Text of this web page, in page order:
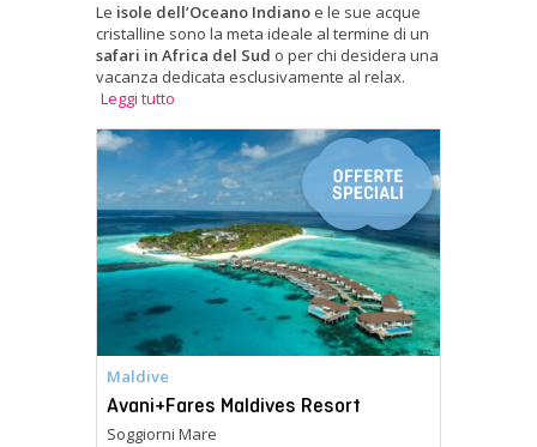
Le isole dell’Oceano Indiano e le sue acque
cristalline sono la meta ideale al termine di un
safari in Africa del Sud o per chi desidera una
vacanza dedicata esclusivamente al relax.
Leggi tutto
Maldive
Avani+Fares Maldives Resort
Soggiorni Mare